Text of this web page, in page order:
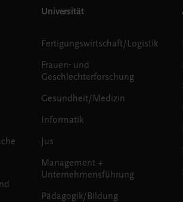
Universität
Fertigungswirtschaft/Logistik
Frauen- und
Geschlechterforschung
Gesundheit/Medizin
Informatik
Jus
Management +
Unternehmensführung
Pädagogik/Bildung